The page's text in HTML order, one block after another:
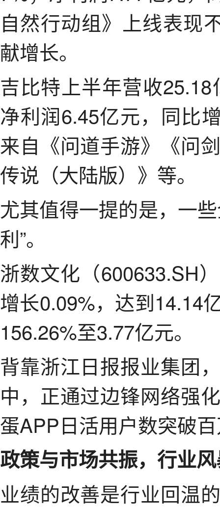
自然行动组》上线表现
献增长。
吉比特上半年营收
净利润6.45亿元，同比
来自《问道手游》《问
传说（大陆版）》等。
尤其值得一提的是，一
利”。
浙数文化（600633.SH
增长0.09%，达到14.14
156.26%至3.77亿元。
背靠浙江日报报业集团
中，正通过边锋网络强
蛋APP日活用户数突破
政策与市场共振，行业
业绩的改善是行业回温